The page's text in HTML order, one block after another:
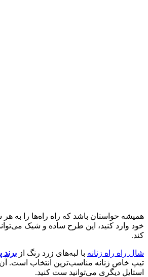
همیشه حواستان باشد که راه راه‌ها را به
خود وارد کنید، این طرح ساده و شیک
کند.
شال راه راه زنانه با لبه‌های زرد رنگ از برند
تیپ خاص زنانه مناسب‌ترین انتخاب است. آن
استایل دیگری می‌توانید ست کنید.